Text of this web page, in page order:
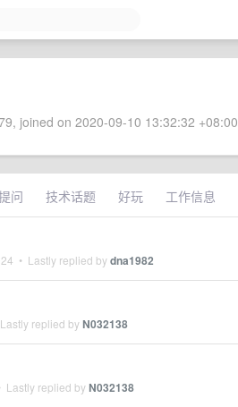
joined on 2020-09-10 13:32:32 +08:00
问 技术话题 好玩 工作信息
• Lastly replied bydna1982
replied byN032138
Lastly replied byN032138